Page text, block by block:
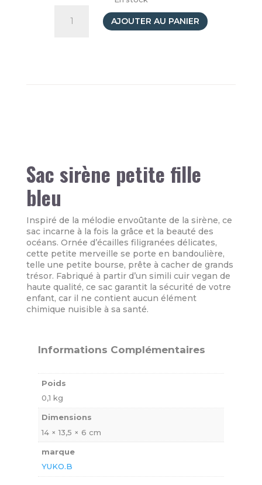
AJOUTER AU PANIER
Sac sirène petite fille
bleu
Inspiré de la mélodie envoûtante de la sirène, ce
sac incarne à la fois la grâce et la beauté des
océans. Ornée d’écailles filigranées délicates,
cette petite merveille se porte en bandoulière,
telle une petite bourse, prête à cacher de grands
trésor. Fabriqué à partir d’un simili cuir vegan de
haute qualité, ce sac garantit la sécurité de votre
enfant, car il ne contient aucun élément
chimique nuisible à sa santé.
Informations Complémentaires
Poids
0,1 kg
Dimensions
14 × 13,5 × 6 cm
marque
YUKO.B